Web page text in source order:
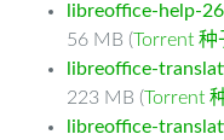
libreoffice-help-
56 MB (Torrent 种
libreoffice-
223 MB (Torrent
libreoffice-